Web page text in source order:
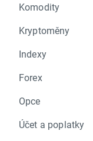
Komodity
Kryptoměny
Indexy
Forex
Opce
Účet a poplatky